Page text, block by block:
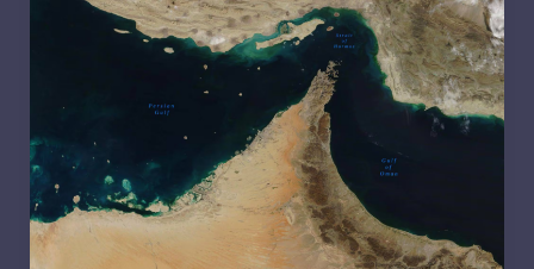
Cacheuta